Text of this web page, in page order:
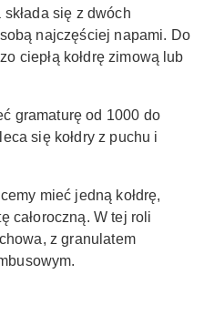
składa się z dwóch
najczęściej napami. Do
ciepłą kołdrę zimową lub
gramaturę od 1000 do
się kołdry z puchu i
mieć jedną kołdrę,
całoroczną. W tej roli
z granulatem